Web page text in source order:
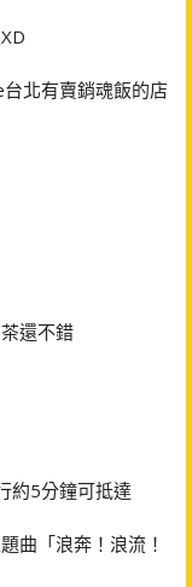
北有賣銷魂飯的店
還不錯
約5分鐘可抵達
曲「浪奔！浪流！